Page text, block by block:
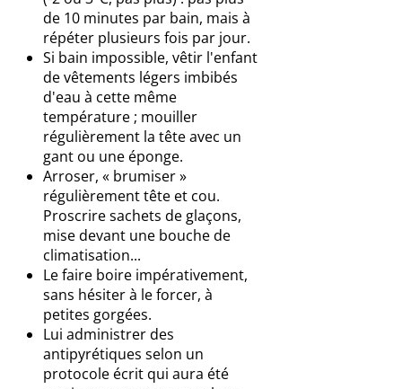
de 10 minutes par bain, mais à
répéter plusieurs fois par jour.
Si bain impossible, vêtir l'enfant
de vêtements légers imbibés
d'eau à cette même
température ; mouiller
régulièrement la tête avec un
gant ou une éponge.
Arroser, « brumiser »
régulièrement tête et cou.
Proscrire sachets de glaçons,
mise devant une bouche de
climatisation...
Le faire boire impérativement,
sans hésiter à le forcer, à
petites gorgées.
Lui administrer des
antipyrétiques selon un
protocole écrit qui aura été